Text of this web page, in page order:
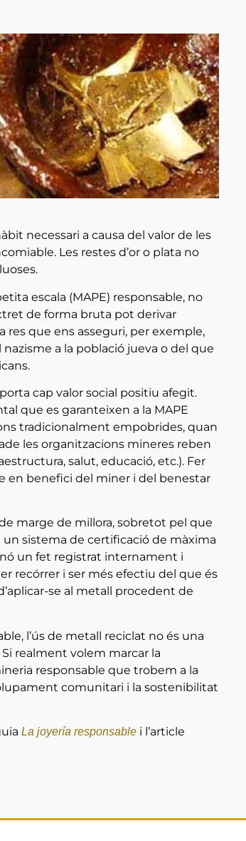
necessari a causa del valor de les
Les restes d’or o plata no
escala (MAPE) responsable, no
de forma bruta pot derivar
res que ens asseguri, per exemple,
a la població jueva o del que
cap valor social positiu afegit.
que es garanteixen a la MAPE
tradicionalment empobrides, quan
les organitzacions mineres reben
salut, educació, etc.). Fer
en benefici del miner i del benestar
marge de millora, sobretot pel que
sistema de certificació de màxima
un fet registrat internament i
recórrer i ser més efectiu del que és
se al metall procedent de
l’ús de metall reciclat no és una
realment volem marcar la
responsable que trobem a la
comunitari i la sostenibilitat
La joyería responsable i l’article